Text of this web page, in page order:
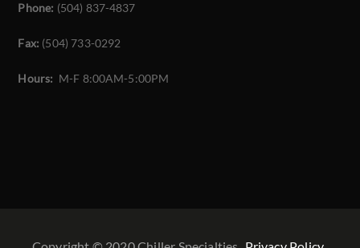
Phone: (504) 837-4837
Fax: (504) 733-0292
Hours: M-F 8:00AM-5:00PM